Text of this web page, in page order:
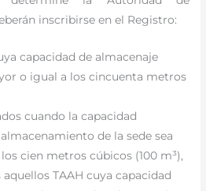
inscribirse en el Registro:
capacidad de almacenaje
o igual a los cincuenta metros
cuando la capacidad
de la sede sea
cien metros cúbicos (100 m³),
TAAH cuya capacidad